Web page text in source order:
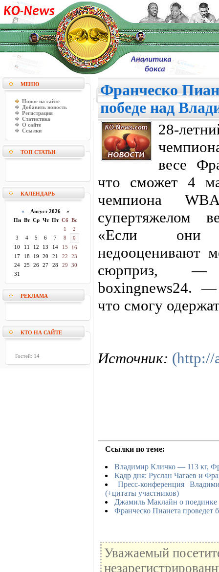
МЕНЮ
Новое на сайте
Добавить новость
Регистрация
Статистика
О сайте
Ссылки
ТОП СТАТЬИ
КАЛЕНДАРЬ
« Август 2026 »
Пн Вт Ср Чт Пт Сб Вс
1
2
3
4 5 6 7 8
9
10
11 12 13 14 15
16
17
18 19 20 21 22
23
24
25 26 27 28 29
30
31
РЕКЛАМА
КТО НА САЙТЕ
Гостей: 14
Франческо
победе над
28-
весе
что сможет 4
чемпиона
супертяжелом
«Если они
недооценивают
сюрприз, —
boxingnews24.
что смогу
Источник: (http://
Ссылки по теме:
Владимир Кличко — 113 кг,
Кадр дня: Руслан Чагаев и
Пресс-конференция
(+цитаты участников)
Джамиль Маклайн о поединке
Франческо Пианета проведет
Уважаемый